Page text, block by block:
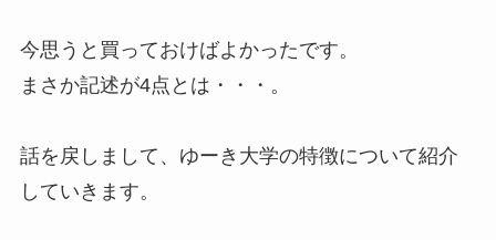
今思うと買っておけばよかったです。
まさか記述が4点とは・・・。
話を戻しまして、ゆーき大学の特徴について紹介
していきます。